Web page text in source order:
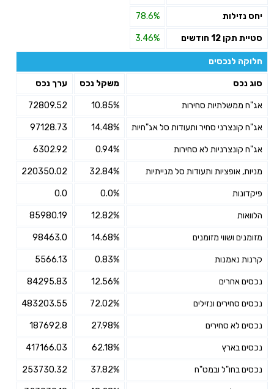
יחס נזילות 78.6%
סטיית תקן 12 חודשים 3.46%
חלוקה לנכסים
סוג נכס משקל נכס ערך נכס
אג"ח ממשלתיות סחירות 10.85%
72809.52
אג"ח קונצרני סחיר ותעודות סל אג"חיות 14.48%
97128.73
אג"ח קונצרניות לא סחירות 0.94%
6302.92
מניות, אופציות ותעודות סל מנייתיות 32.84%
220350.02
פיקדונות 0.0%
0.0
הלוואות 12.82%
85980.19
מזומנים ושווי מזומנים 14.68%
98463.0
קרנות נאמנות 0.83%
5566.13
נכסים אחרים 12.56%
84295.83
נכסים סחירים ונזילים 72.02%
483203.55
נכסים לא סחירים 27.98%
187692.8
נכסים בארץ 62.18%
417166.03
נכסים בחו"ל ובמט"ח 37.82%
253730.32